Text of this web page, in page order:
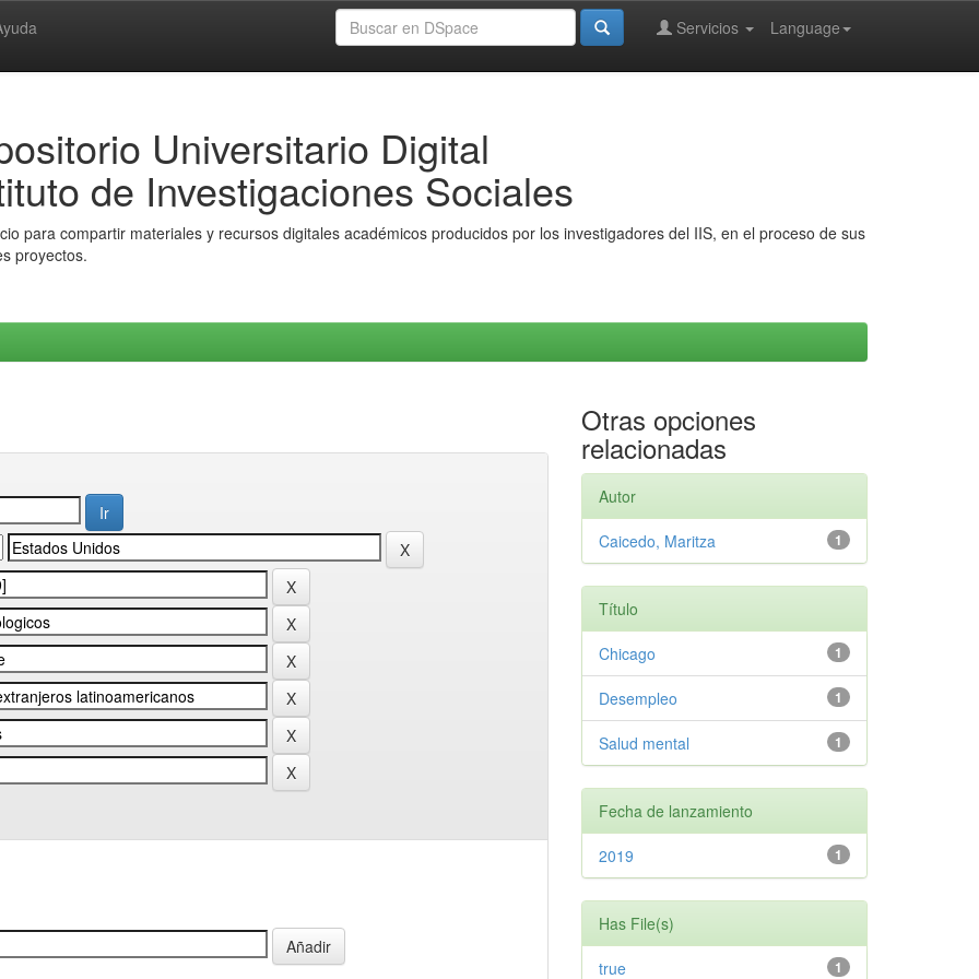
Language
Servicios
Universitario Digital
de Investigaciones Sociales
para compartir materiales y recursos digitales académicos producidos por los investigadores del IIS, en el proceso de sus
proyectos.
Otras opciones
relacionadas
Autor
1
Caicedo, Maritza
Título
1
Chicago
1
Desempleo
1
Salud mental
Fecha de lanzamiento
1
2019
Has File(s)
1
true